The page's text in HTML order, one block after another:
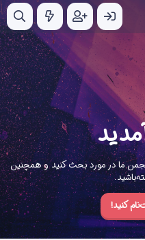
ما در مورد بحث کنید و همچنین
کنید!